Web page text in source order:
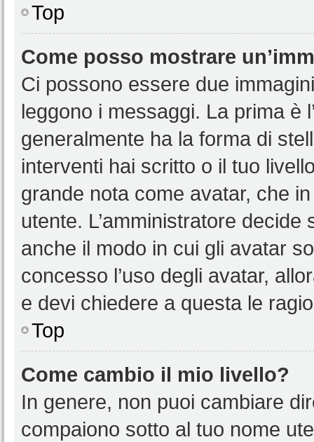
Top
Come posso mostrare
Ci possono essere due
leggono i messaggi. La prima è
generalmente ha la forma di
interventi hai scritto o il tuo
grande nota come avatar, che
utente. L’amministratore
anche il modo in cui gli avatar
concesso l’uso degli avatar,
e devi chiedere a questa le
Top
Come cambio il mio livello?
In genere, non puoi cambiare
compaiono sotto al tuo nome